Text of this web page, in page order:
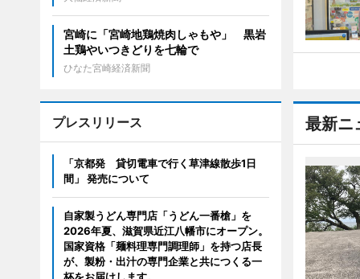
最新ニ
宮崎に「宮崎地鶏焼肉しゃもや」 黒岩
土鶏やいつきどりを七輪で
ひなた宮崎経済新聞
プレスリリース
「京都発 貸切電車で行く草津線散歩1日
間」 発売について
自家製うどん専門店「うどん一番槍」を
2026年夏、滋賀県近江八幡市にオープン。
国家資格「麺料理専門調理師」を持つ店長
が、製粉・出汁の専門企業と共につくる一